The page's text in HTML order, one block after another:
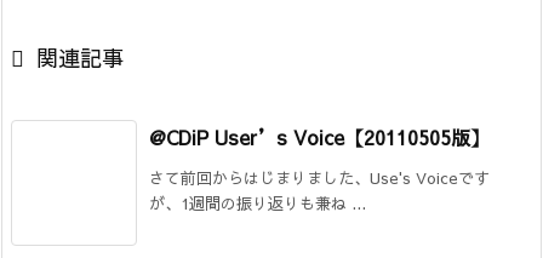
 関連記事
@CDiP User’s Voice【20110505版】
さて前回からはじまりました、Use's Voiceです
が、1週間の振り返りも兼ね ...